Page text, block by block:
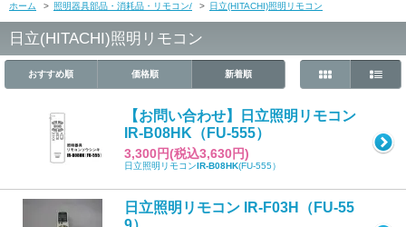
ホーム > 照明器具部品・消耗品・リモコン/ > 日立(HITACHI)照明リモコン
日立(HITACHI)照明リモコン
おすすめ順 価格順 新着順
【お問い合わせ】日立照明リモコン
IR-B08HK（FU-555）
3,300円(税込3,630円)
日立照明リモコンIR-B08HK(FU-555）
日立照明リモコン IR-F03H（FU-55